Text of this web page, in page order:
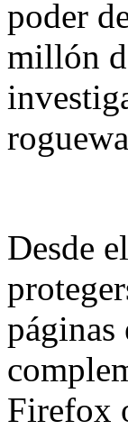
poder
millón
Desde
páginas
Firefox